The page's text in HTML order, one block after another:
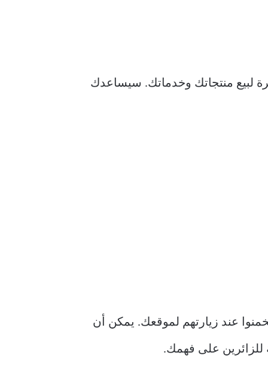
لبيع منتجاتك وخدماتك. سيساعدك
عند زيارتهم لموقعك. يمكن أن